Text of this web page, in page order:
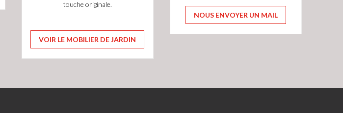
touche originale.
VOIR LE MOBILIER DE JARDIN
NOUS ENVOYER UN MAIL